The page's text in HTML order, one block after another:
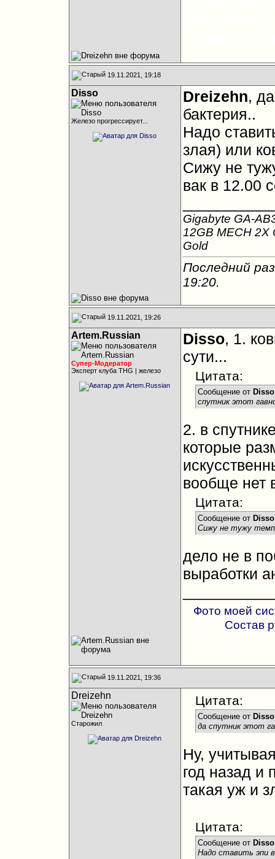
19.11.2021, 19:18
Disso
Железо прогрессирует...
Dreizehn,
бактерия..
Надо
злая) или
Сижу не
вак в 12.00
Gigabyte GA-
12GB MECH
Gold
Последний
19:20.
19.11.2021, 19:26
Artem.Russian
Супер-Модератор
Эксперт клуба THG | железо
Disso, 1.
сути...
Цитата:
Сообщение от Disso
спутник этот
2. в
которые
вообще нет
Цитата:
Сообщение от Disso
Сижу не тужу
дело не в
выработки
Фото моей
Состав
19.11.2021, 19:36
Dreizehn
Старожил
Цитата:
Сообщение от Disso
да спутник этот
Ну,
год назад и
такая уж и
Цитата:
Сообщение от Disso
Надо ставить эпи